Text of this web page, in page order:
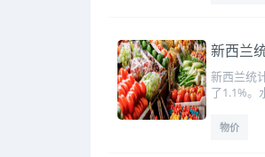
新西兰
新西兰统
了1.1%。
物价